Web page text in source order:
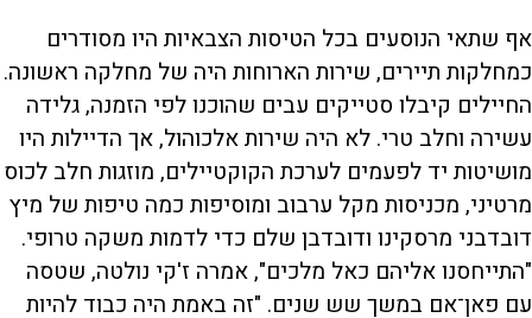
אף שתאי הנוסעים בכל הטיסות הצבאיות היו מסודרים
כמחלקות תיירים, שירות הארוחות היה של מחלקה ראשונה.
החיילים קיבלו סטייקים עבים שהוכנו לפי הזמנה, גלידה
עשירה וחלב טרי. לא היה שירות אלכוהול, אך הדיילות היו
מושיטות יד לפעמים לערכת הקוקטיילים, מוזגות חלב לכוס
מרטיני, מכניסות מקל ערבוב ומוסיפות כמה טיפות של מיץ
דובדבני מרסקינו ודובדבן שלם כדי לדמות משקה טרופי.
"התייחסנו אליהם כאל מלכים", אמרה ז'קי נולטה, שטסה
עם פאן־אם במשך שש שנים. "זה באמת היה כבוד להיות